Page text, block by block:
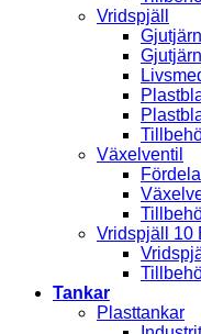
Vridspjäll
Växelventil
Vridspjäll 10
Tankar
Plasttankar